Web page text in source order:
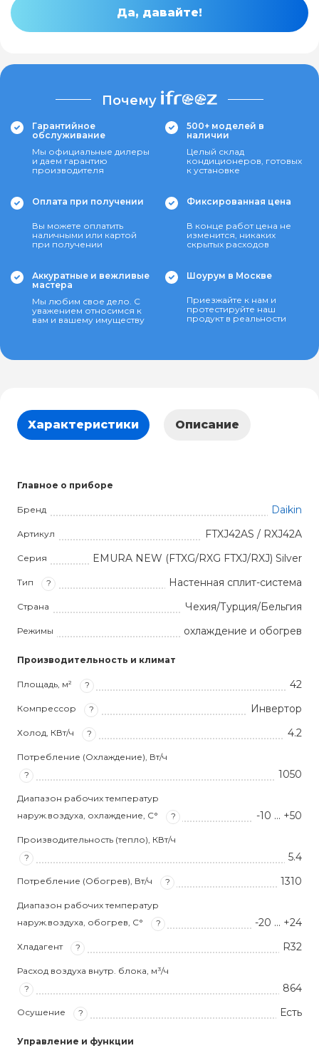
Да, давайте!
Почему
Гарантийное
обслуживание
Мы официальные дилеры
и даем гарантию
производителя
500+ моделей в
наличии
Целый склад
кондиционеров, готовых
к установке
Оплата при получении
Вы можете оплатить
наличными или картой
при получении
Фиксированная цена
В конце работ цена не
изменится, никаких
скрытых расходов
Аккуратные и вежливые
мастера
Мы любим свое дело. С
уважением относимся к
вам и вашему имуществу
Шоурум в Москве
Приезжайте к нам и
протестируйте наш
продукт в реальности
Характеристики Описание
Главное о приборе
Бренд Daikin
Артикул FTXJ42AS / RXJ42A
Серия EMURA NEW (FTXG/RXG FTXJ/RXJ) Silver
Тип ? Настенная сплит-система
Страна Чехия/Турция/Бельгия
Режимы охлаждение и обогрев
Производительность и климат
Площадь, м² ? 42
Компрессор ? Инвертор
Холод, КВт/ч ? 4.2
Потребление (Охлаждение), Вт/ч
?
1050
Диапазон рабочих температур
наруж.воздуха, охлаждение, С°
? -10 … +50
Производительность (тепло), КВт/ч
?
5.4
Потребление (Обогрев), Вт/ч ? 1310
Диапазон рабочих температур
наруж.воздуха, обогрев, С°
? -20 … +24
Хладагент ? R32
Расход воздуха внутр. блока, м³/ч
?
864
Осушение ? Есть
Управление и функции